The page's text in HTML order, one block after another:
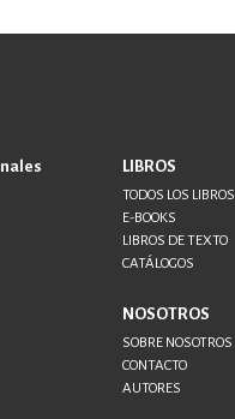
LIBROS
TODOS LOS LIBROS
E-BOOKS
LIBROS DE TEXTO
CATÁLOGOS
NOSOTROS
SOBRE NOSOTROS
CONTACTO
AUTORES